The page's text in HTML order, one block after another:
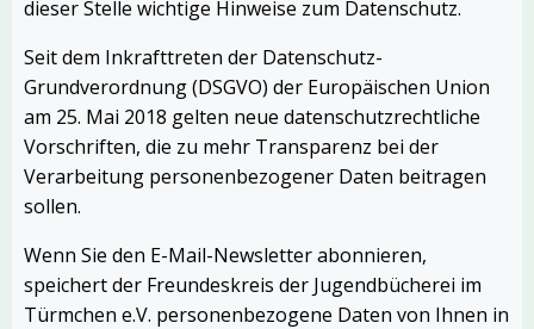
dieser Stelle wichtige Hinweise zum Datenschutz.
Seit dem Inkrafttreten der Datenschutz-
Grundverordnung (DSGVO) der Europäischen Union
am 25. Mai 2018 gelten neue datenschutzrechtliche
Vorschriften, die zu mehr Transparenz bei der
Verarbeitung personenbezogener Daten beitragen
sollen.
Wenn Sie den E-Mail-Newsletter abonnieren,
speichert der Freundeskreis der Jugendbücherei im
Türmchen e.V. personenbezogene Daten von Ihnen in